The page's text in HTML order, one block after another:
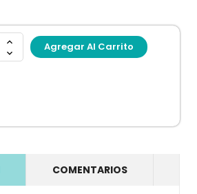
Agregar Al Carrito
COMENTARIOS